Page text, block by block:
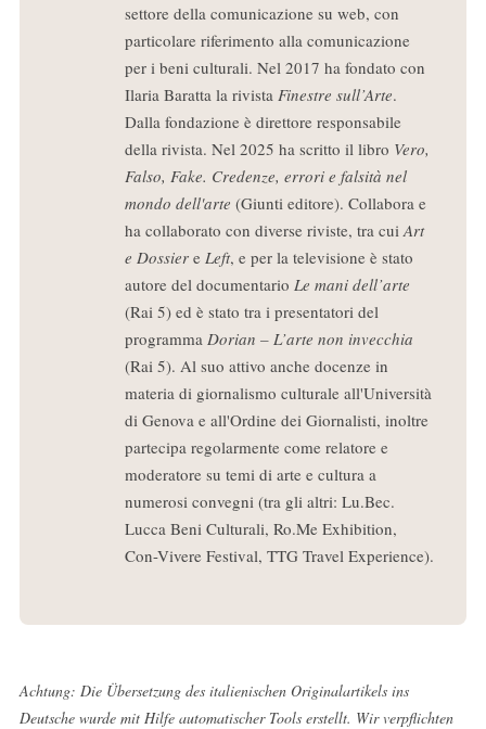
settore della comunicazione su web, con
particolare riferimento alla comunicazione
per i beni culturali. Nel 2017 ha fondato con
Ilaria Baratta la rivista Finestre sull’Arte.
Dalla fondazione è direttore responsabile
della rivista. Nel 2025 ha scritto il libro Vero,
Falso, Fake. Credenze, errori e falsità nel
mondo dell'arte (Giunti editore). Collabora e
ha collaborato con diverse riviste, tra cui Art
e Dossiere Left, e per la televisione è stato
autore del documentario Le mani dell’arte
(Rai 5) ed è stato tra i presentatori del
programma Dorian – L’arte non invecchia
(Rai 5). Al suo attivo anche docenze in
materia di giornalismo culturale all'Università
di Genova e all'Ordine dei Giornalisti, inoltre
partecipa regolarmente come relatore e
moderatore su temi di arte e cultura a
numerosi convegni (tra gli altri: Lu.Bec.
Lucca Beni Culturali, Ro.Me Exhibition,
Con-Vivere Festival, TTG Travel Experience).
Achtung: Die Übersetzung des italienischen Originalartikels ins
Deutsche wurde mit Hilfe automatischer Tools erstellt. Wir verpflichten